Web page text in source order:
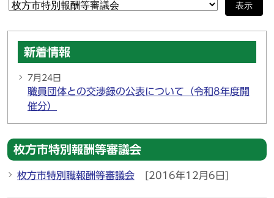
表示
新着情報
7月24日
職員団体との交渉録の公表について（令和8年度開
催分）
枚方市特別報酬等審議会
枚方市特別職報酬等審議会 [2016年12月6日]